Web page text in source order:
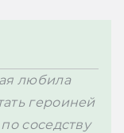
любила
героиней
соседству